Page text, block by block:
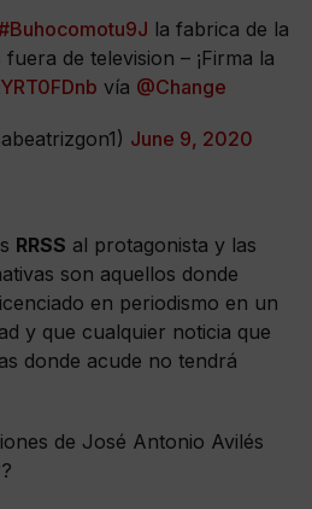
la fabrica de la
de television – ¡Firma la
vía @Change
June 9, 2020
RRSS al protagonista y las
son aquellos donde
en periodismo en un
y que cualquier noticia que
donde acude no tendrá
de José Antonio Avilés